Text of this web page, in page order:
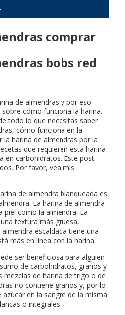
comprar
bobs red
de almendras y por eso
cómo funciona la harina.
todo lo que necesitas saber
cómo funciona en la
harina de almendras por la
que requieren esta harina
en carbohidratos. Este post
Por favor, vea mis
de almendra blanqueada es
La harina de almendra
piel como la almendra. La
textura más gruesa,
escaldada tiene una
más en línea con la harina.
ser beneficiosa para alguien
de carbohidratos, granos y
mezclas de harina de trigo o de
no contiene granos y, por lo
en la sangre de la misma
o integrales.